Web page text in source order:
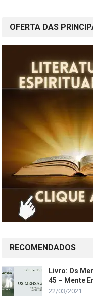
OFERTA DAS
RECOMENDADOS
Livro: Os
45 – Mente
22/03/2021